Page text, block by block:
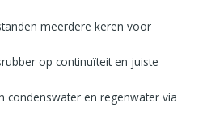
meerdere keren voor
op continuïteit en juiste
condenswater en regenwater via